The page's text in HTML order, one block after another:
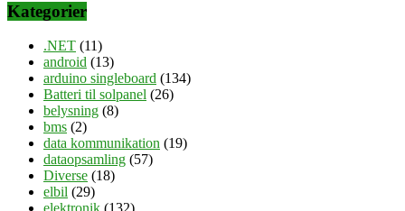
Kategorier
.NET (11)
android (13)
arduino singleboard (134)
Batteri til solpanel (26)
belysning (8)
bms (2)
data kommunikation (19)
dataopsamling (57)
Diverse (18)
elbil (29)